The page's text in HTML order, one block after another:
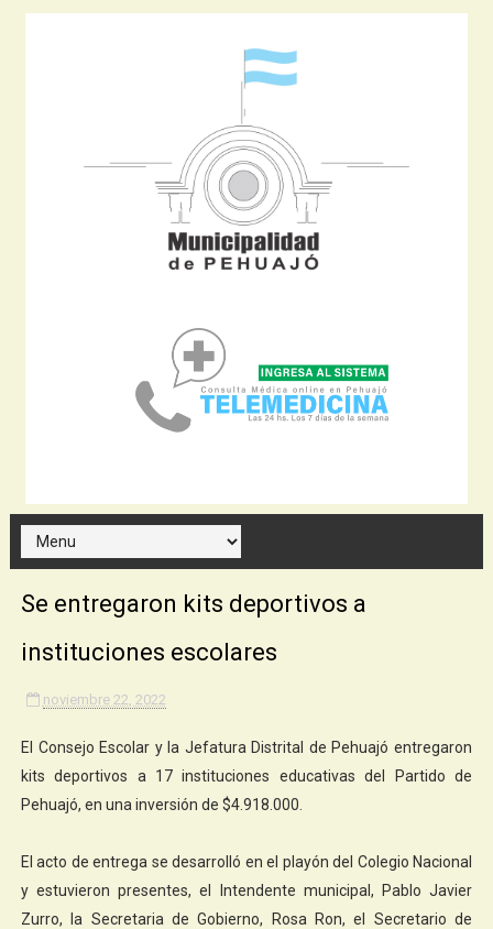
Se entregaron kits deportivos a
instituciones escolares
noviembre 22, 2022
El Consejo Escolar y la Jefatura Distrital de Pehuajó entregaron
kits deportivos a 17 instituciones educativas del Partido de
Pehuajó, en una inversión de $4.918.000.
​​​El acto de entrega se desarrolló en el playón del Colegio Nacional
y estuvieron presentes, el Intendente municipal, Pablo Javier
Zurro, la Secretaria de Gobierno, Rosa Ron, el Secretario de